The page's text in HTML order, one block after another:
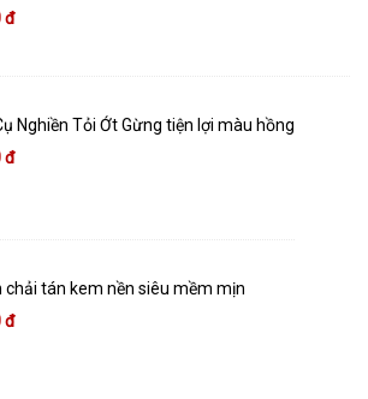
đ
Nghiền Tỏi Ớt Gừng tiện lợi màu hồng
đ
chải tán kem nền siêu mềm mịn
đ